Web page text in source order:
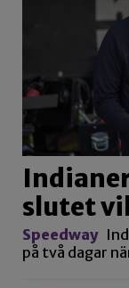
slutet
Speedway
på två dagar